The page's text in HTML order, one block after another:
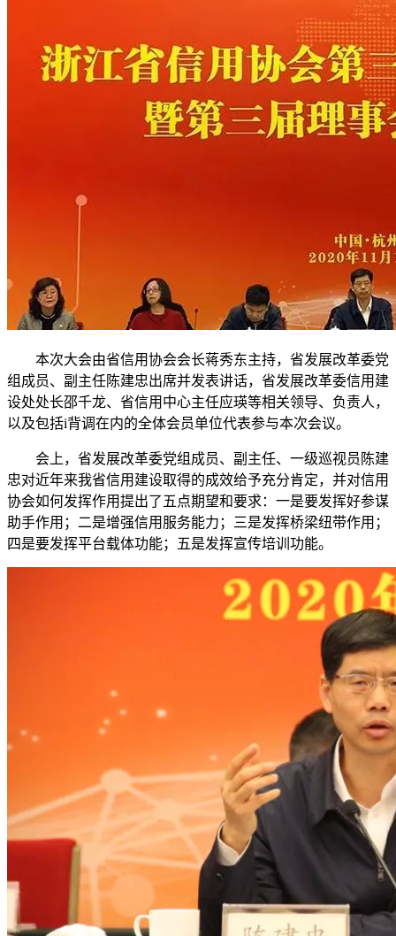
本次大会由省信用协会会长蒋秀东主持，省发展改革委党
组成员、副主任陈建忠出席并发表讲话，省发展改革委信用建
设处处长邵千龙、省信用中心主任应瑛等相关领导、负责人，
以及包括i背调在内的全体会员单位代表参与本次会议。
会上，省发展改革委党组成员、副主任、一级巡视员陈建
忠对近年来我省信用建设取得的成效给予充分肯定，并对信用
协会如何发挥作用提出了五点期望和要求：一是要发挥好参谋
助手作用；二是增强信用服务能力；三是发挥桥梁纽带作用；
四是要发挥平台载体功能；五是发挥宣传培训功能。